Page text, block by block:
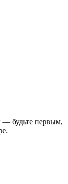
— будьте первым,